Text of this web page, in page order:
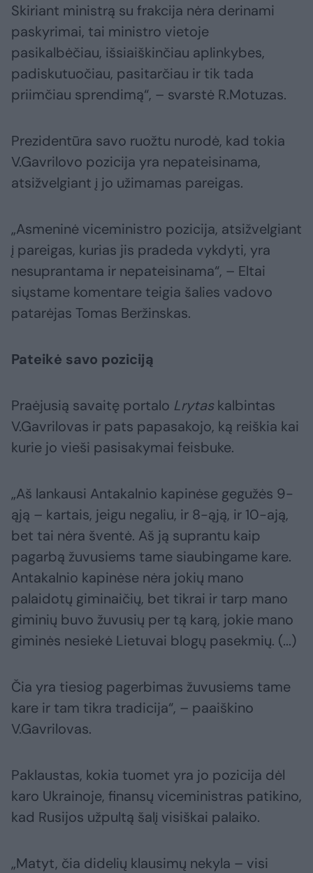
Skiriant ministrą su frakcija nėra derinami
paskyrimai, tai ministro vietoje
pasikalbėčiau, išsiaiškinčiau aplinkybes,
padiskutuočiau, pasitarčiau ir tik tada
priimčiau sprendimą“, – svarstė R.Motuzas.
Prezidentūra savo ruožtu nurodė, kad tokia
V.Gavrilovo pozicija yra nepateisinama,
atsižvelgiant į jo užimamas pareigas.
„Asmeninė viceministro pozicija, atsižvelgiant
į pareigas, kurias jis pradeda vykdyti, yra
nesuprantama ir nepateisinama“, – Eltai
siųstame komentare teigia šalies vadovo
patarėjas Tomas Beržinskas.
Pateikė savo poziciją
Praėjusią savaitę portalo Lrytaskalbintas
V.Gavrilovas ir pats papasakojo, ką reiškia kai
kurie jo vieši pasisakymai feisbuke.
„Aš lankausi Antakalnio kapinėse gegužės 9-
ąją – kartais, jeigu negaliu, ir 8-ąją, ir 10-ają,
bet tai nėra šventė. Aš ją suprantu kaip
pagarbą žuvusiems tame siaubingame kare.
Antakalnio kapinėse nėra jokių mano
palaidotų giminaičių, bet tikrai ir tarp mano
giminių buvo žuvusių per tą karą, jokie mano
giminės nesiekė Lietuvai blogų pasekmių. (...)
Čia yra tiesiog pagerbimas žuvusiems tame
kare ir tam tikra tradicija“, – paaiškino
V.Gavrilovas.
Paklaustas, kokia tuomet yra jo pozicija dėl
karo Ukrainoje, finansų viceministras patikino,
kad Rusijos užpultą šalį visiškai palaiko.
„Matyt, čia didelių klausimų nekyla – visi